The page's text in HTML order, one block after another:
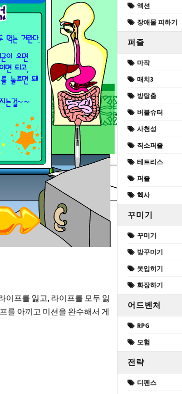
이프를 잃고, 라이프를 모두 잃
를 아끼고 미션을 완수해서 게
액션
장애물 피하기
퍼즐
마작
매치3
방탈출
버블슈터
사천성
직소퍼즐
테트리스
퍼즐
헥사
꾸미기
꾸미기
방꾸미기
옷입히기
화장하기
어드벤처
RPG
모험
전략
디펜스